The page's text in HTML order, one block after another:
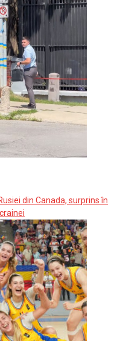
din Canada, surprins în